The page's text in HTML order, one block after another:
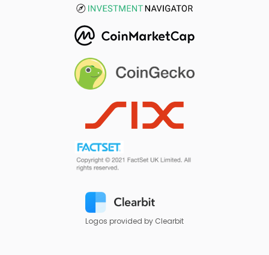
Logos provided by Clearbit